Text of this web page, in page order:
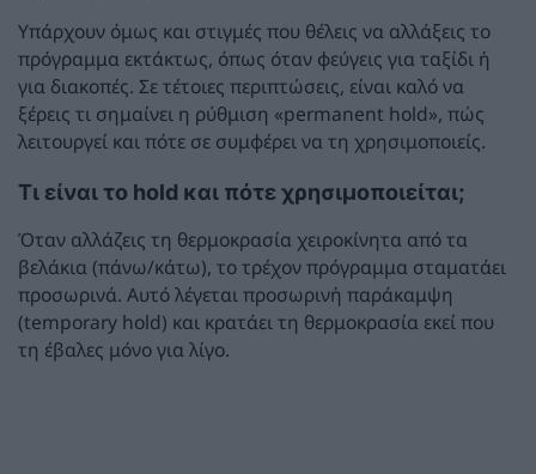
Υπάρχουν όμως και στιγμές που θέλεις να αλλάξεις το
πρόγραμμα εκτάκτως, όπως όταν φεύγεις για ταξίδι ή
για διακοπές. Σε τέτοιες περιπτώσεις, είναι καλό να
ξέρεις τι σημαίνει η ρύθμιση «permanent hold», πώς
λειτουργεί και πότε σε συμφέρει να τη χρησιμοποιείς.
Τι είναι το hold και πότε χρησιμοποιείται;
Όταν αλλάζεις τη θερμοκρασία χειροκίνητα από τα
βελάκια (πάνω/κάτω), το τρέχον πρόγραμμα σταματάει
προσωρινά. Αυτό λέγεται προσωρινή παράκαμψη
(temporary hold) και κρατάει τη θερμοκρασία εκεί που
τη έβαλες μόνο για λίγο.